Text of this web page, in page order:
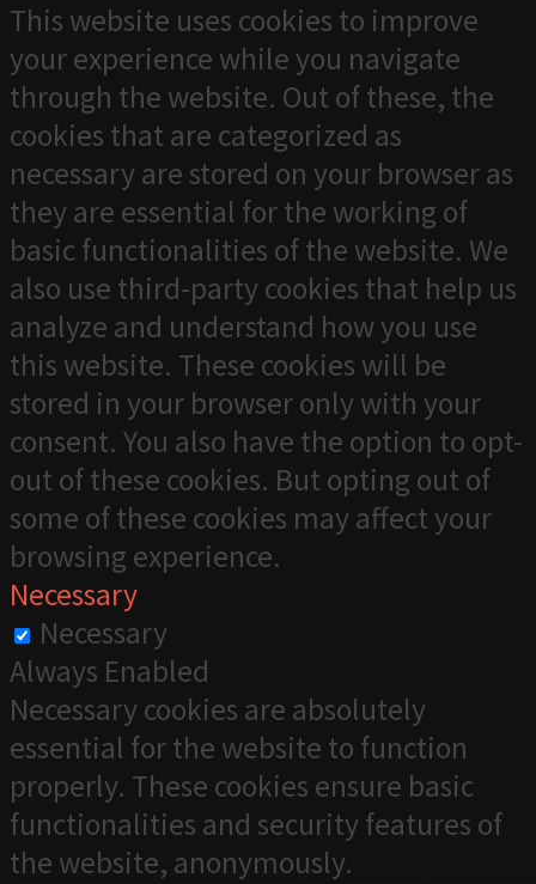
This website uses cookies to improve
your experience while you navigate
through the website. Out of these, the
cookies that are categorized as
necessary are stored on your browser as
they are essential for the working of
basic functionalities of the website. We
also use third-party cookies that help us
analyze and understand how you use
this website. These cookies will be
stored in your browser only with your
consent. You also have the option to opt-
out of these cookies. But opting out of
some of these cookies may affect your
browsing experience.
Necessary
Necessary
Always Enabled
Necessary cookies are absolutely
essential for the website to function
properly. These cookies ensure basic
functionalities and security features of
the website, anonymously.